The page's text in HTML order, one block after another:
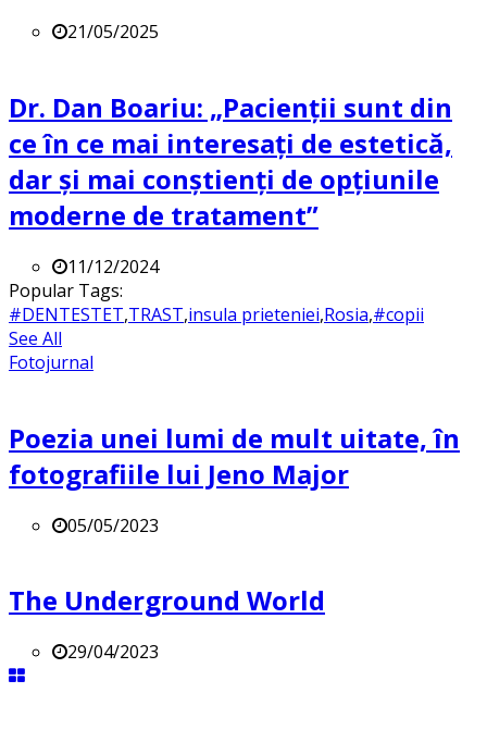
21/05/2025
Dr. Dan Boariu: „Pacienții sunt din
ce în ce mai interesați de estetică,
dar și mai conștienți de opțiunile
moderne de tratament”
11/12/2024
Popular Tags:
#DENTESTET,TRAST,insula prieteniei,Rosia,#copii
See All
Fotojurnal
Poezia unei lumi de mult uitate, în
fotografiile lui Jeno Major
05/05/2023
The Underground World
29/04/2023